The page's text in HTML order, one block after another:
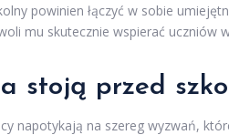
powinien łączyć w sobie
mu skutecznie wspierać uczniów
stoją przed
napotykają na szereg wyzwań,